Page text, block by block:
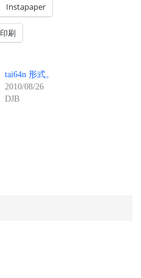
Instapaper
印刷
tai64n 形式。
2010/08/26
DJB